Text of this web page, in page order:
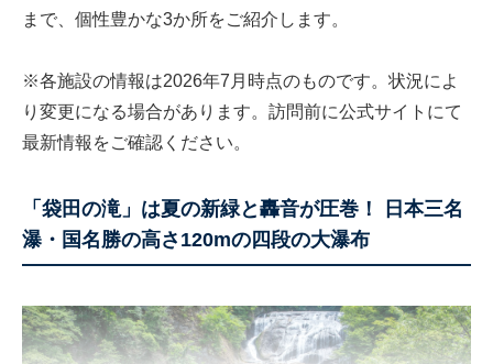
まで、個性豊かな3か所をご紹介します。
※各施設の情報は2026年7月時点のものです。状況によ
り変更になる場合があります。訪問前に公式サイトにて
最新情報をご確認ください。
「袋田の滝」は夏の新緑と轟音が圧巻！ 日本三名
瀑・国名勝の高さ120mの四段の大瀑布